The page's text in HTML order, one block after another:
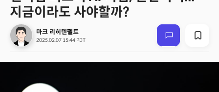
지금이라도 사야할까?
마크 리히텐펠트
2025.02.07 15:44 PDT